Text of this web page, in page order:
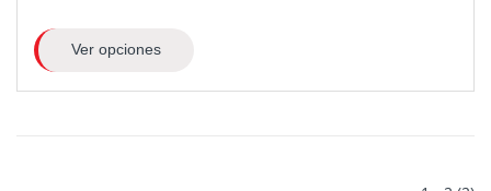
Ver opciones